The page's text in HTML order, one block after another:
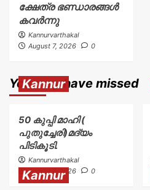
ക്ഷേത്ര ഭണ്ഡാരങ്ങൾ
കവർന്നു
Kannurvarthakal
August 7, 2026
0
You may have missed
Kannur
50 കുപ്പി മാഹി (
പുതുച്ചേരി)മദ്യം
പിടികൂടി.
Kannurvarthakal
August 7, 2026
0
Kannur